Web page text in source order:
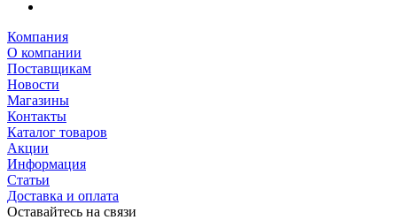
Компания
О компании
Поставщикам
Новости
Магазины
Контакты
Каталог товаров
Акции
Информация
Статьи
Доставка и оплата
Оставайтесь на связи